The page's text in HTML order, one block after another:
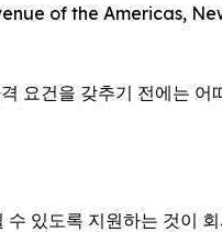
of the Americas,
요건을 갖추기 전에는 어
있도록 지원하는 것이